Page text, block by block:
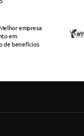
empresa
em
de benefícios